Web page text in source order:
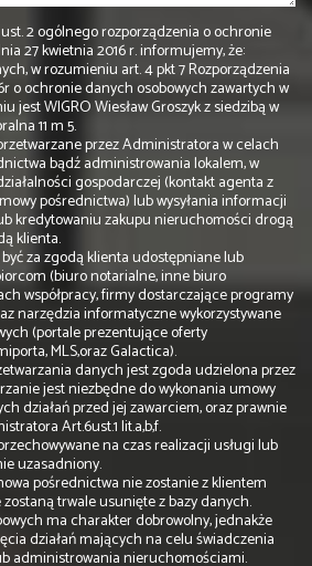
ust. 2 ogólnego rozporządzenia o ochronie
27 kwietnia 2016 r. informujemy, że:
w rozumieniu art. 4 pkt 7 Rozporządzenia
o ochronie danych osobowych zawartych w
jest WIGRO Wiesław Groszyk z siedzibą w
11 m 5.
przez Administratora w celach
bądź administrowania lokalem, w
gospodarczej (kontakt agenta z
pośrednictwa) lub wysyłania informacji
kredytowaniu zakupu nieruchomości drogą
klienta.
za zgodą klienta udostępniane lub
(biuro notarialne, inne biuro
współpracy, firmy dostarczające programy
narzędzia informatyczne wykorzystywane
(portale prezentujące oferty
MLS,oraz Galactica).
danych jest zgoda udzielona przez
jest niezbędne do wykonania umowy
działań przed jej zawarciem, oraz prawnie
Art.6ust.1 lit.a,b,f.
na czas realizacji usługi lub
uzasadniony.
pośrednictwa nie zostanie z klientem
trwale usunięte z bazy danych.
ma charakter dobrowolny, jednakże
działań mających na celu świadczenia
administrowania nieruchomościami.